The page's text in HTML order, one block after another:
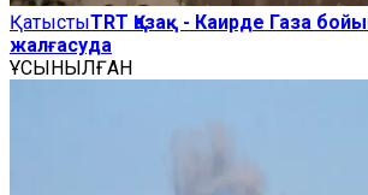
ҚатыстыTRT Қазақ - Каирде Газа
жалғасуда
ҰСЫНЫЛҒАН